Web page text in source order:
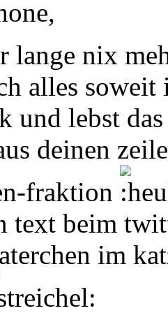
lange nix
alles
und lebst
deinen
fraktion
text beim
im